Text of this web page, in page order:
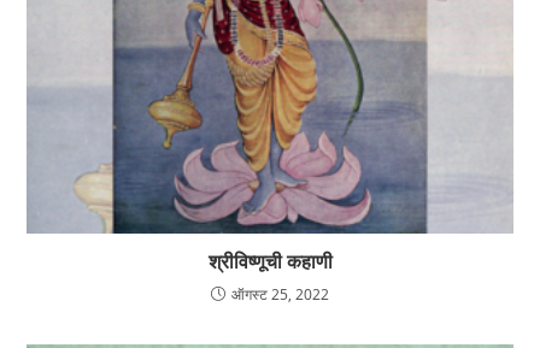
श्रीविष्णूची कहाणी
ऑगस्ट 25, 2022